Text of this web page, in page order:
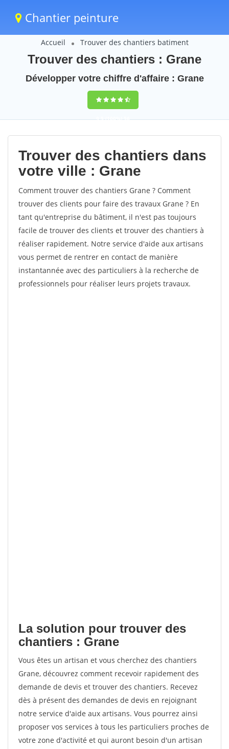
Chantier peinture
Accueil Trouver des chantiers batiment
Trouver des chantiers : Grane
Développer votre chiffre d'affaire : Grane
9,5(100%)56
votes
Trouver des chantiers dans
votre ville : Grane
Comment trouver des chantiers Grane ? Comment
trouver des clients pour faire des travaux Grane ? En
tant qu'entreprise du bâtiment, il n'est pas toujours
facile de trouver des clients et trouver des chantiers à
réaliser rapidement. Notre service d'aide aux artisans
vous permet de rentrer en contact de manière
instantannée avec des particuliers à la recherche de
professionnels pour réaliser leurs projets travaux.
La solution pour trouver des
chantiers : Grane
Vous êtes un artisan et vous cherchez des chantiers
Grane, découvrez comment recevoir rapidement des
demande de devis et trouver des chantiers. Recevez
dès à présent des demandes de devis en rejoignant
notre service d'aide aux artisans. Vous pourrez ainsi
proposer vos services à tous les particuliers proches de
votre zone d'activité et qui auront besoin d'un artisan